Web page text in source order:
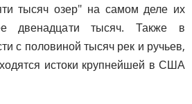
тысяч озер" на самом деле их
двенадцати тысяч. Также в
с половиной тысяч рек и ручьев,
истоки крупнейшей в США